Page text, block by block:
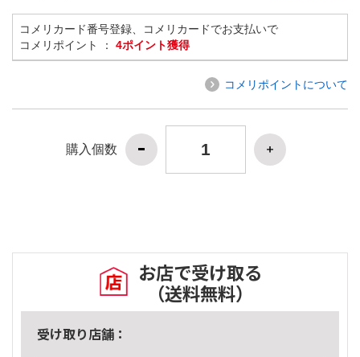
コメリカード番号登録、コメリカードでお支払いで
コメリポイント ： 4ポイント獲得
コメリポイントについて
購入個数
お店で受け取る
（送料無料）
受け取り店舗：